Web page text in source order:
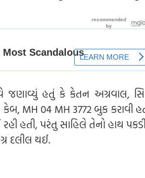
જણાવ્યું હતું કે કેતન અગ્રવાલ,
MH 04 MH 3772 બુક કરાવી
હતી, પરંતુ સાહિલે તેનો હાથ
દલીલ થઈ.